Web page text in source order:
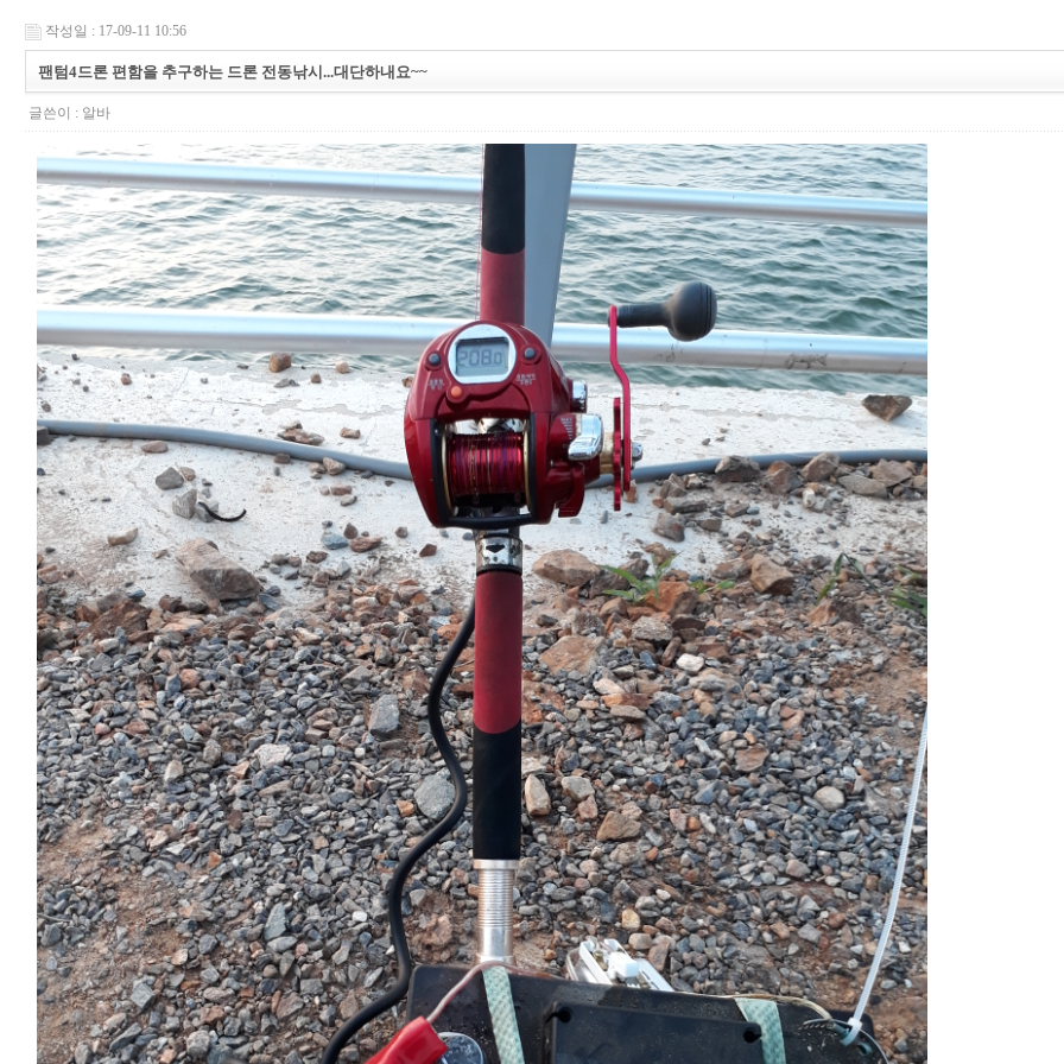
작성일 : 17-09-11 10:56
팬텀4드론 편함을 추구하는 드론 전동낚시...대단하내요~~
글쓴이 : 알바